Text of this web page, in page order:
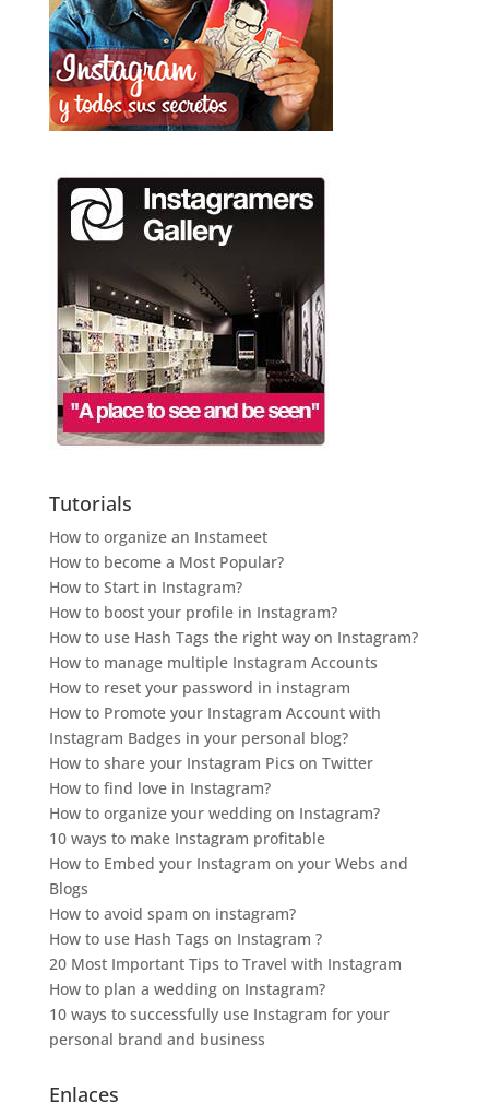
Tutorials
How to organize an Instameet
How to become a Most Popular?
How to Start in Instagram?
How to boost your profile in Instagram?
How to use Hash Tags the right way on Instagram?
How to manage multiple Instagram Accounts
How to reset your password in instagram
How to Promote your Instagram Account with
Instagram Badges in your personal blog?
How to share your Instagram Pics on Twitter
How to find love in Instagram?
How to organize your wedding on Instagram?
10 ways to make Instagram profitable
How to Embed your Instagram on your Webs and
Blogs
How to avoid spam on instagram?
How to use Hash Tags on Instagram ?
20 Most Important Tips to Travel with Instagram
How to plan a wedding on Instagram?
10 ways to successfully use Instagram for your
personal brand and business
Enlaces